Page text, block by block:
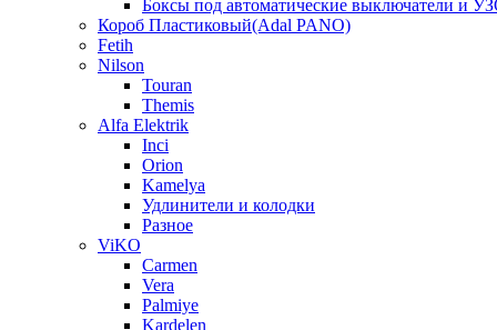
Боксы под автоматические выключатели и
Короб Пластиковый(Adal PANO)
Fetih
Nilson
Touran
Themis
Alfa Elektrik
Inci
Orion
Kamelya
Удлинители и колодки
Разное
ViKO
Carmen
Vera
Palmiye
Kardelen